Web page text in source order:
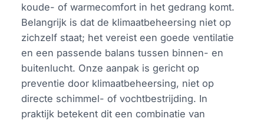
koude- of warmecomfort in het gedrang komt.
Belangrijk is dat de klimaatbeheersing niet op
zichzelf staat; het vereist een goede ventilatie
en een passende balans tussen binnen- en
buitenlucht. Onze aanpak is gericht op
preventie door klimaatbeheersing, niet op
directe schimmel- of vochtbestrijding. In
praktijk betekent dit een combinatie van